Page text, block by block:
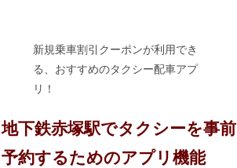
新規乗車割引クーポンが利用でき
る、おすすめのタクシー配車アプ
リ！
地下鉄赤塚駅でタクシーを事前
予約するためのアプリ機能